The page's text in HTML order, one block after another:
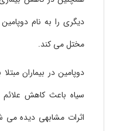
دیگری را به نام
مختل می کند.
دوپامین در بیماران
سیاه باعث کاهش
اثرات مشابهی دیده می